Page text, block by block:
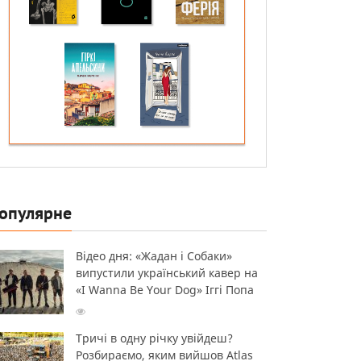
Відео дня: «Жадан і Собаки»
випустили український кавер на
«I Wanna Be Your Dog» Іггі Попа
Тричі в одну річку увійдеш?
Розбираємо, яким вийшов Atlas